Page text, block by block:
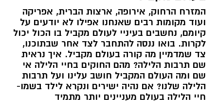
המזרח הרחוק, אירופה, ארצות הברית, אפריקה
ועוד מקומות רבים שאנחנו אפילו לא יודעים על
קיומם, נחשבים בעיניי לעולם מקביל בו הכול יכול
לקרות. בואו ננסה להתחבר לצד אחר שבתוכנו,
צד שמדמיין מה קורה בעולם מקביל. איך נראית
שם תרבות הלילה? מהם החוקים בחיי הלילה אי
שם ומה העולם המקביל חושב עלינו ועל תרבות
הלילה שלנו? אם נהיה ישירים ונקרא לילד בשמו-
חיי הלילה בעולם מעניינים יותר מתמיד